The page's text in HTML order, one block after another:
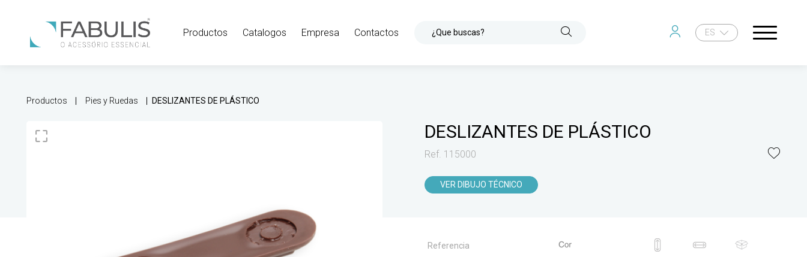
Productos Catalogos Empresa Contactos ¿Que buscas? ES
Productos Pies y Ruedas DESLIZANTES DE PLÁSTICO
DESLIZANTES DE PLÁSTICO
Ref. 115000
VER DIBUJO TÉCNICO
Referencia